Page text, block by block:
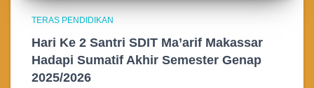
TERAS PENDIDIKAN
Hari Ke 2 Santri SDIT Ma’arif Makassar
Hadapi Sumatif Akhir Semester Genap
2025/2026